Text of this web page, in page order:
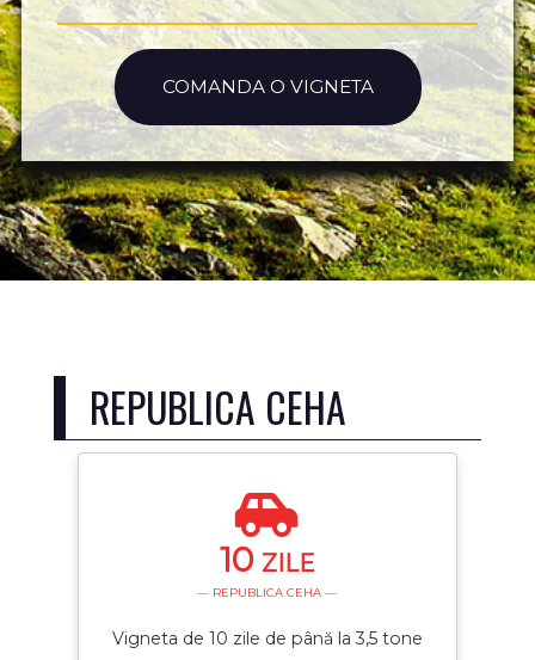
COMANDA O VIGNETA
REPUBLICA CEHA
10 ZILE
— REPUBLICA CEHA —
Vigneta de 10 zile de până la 3,5 tone